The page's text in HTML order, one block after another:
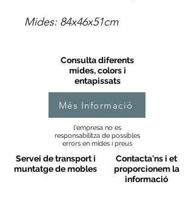
Mides: 84x46x51cm
Consulta diferents
mides, colors i
entapissats
Més Informació
l'empresa no es
responsabilitza de possibles
errors en mides i preus
Servei de transport i
muntatge de mobles
Contacta'ns i et
proporcionem la
informació